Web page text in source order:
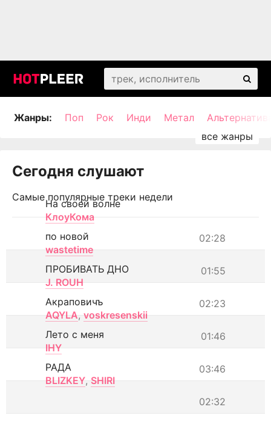
Жанры: Поп Рок Инди Метал
Сегодня слушают
Самые популярные треки недели
На своей волне
КлоуКома
02:28
по новой
wastetime
01:55
ПРОБИВАТЬ ДНО
J. ROUH
02:23
Акраповичъ
AQYLA, voskresenskii
01:46
Лето с меня
IHY
03:46
РАДА
BLIZKEY, SHIRI
02:32